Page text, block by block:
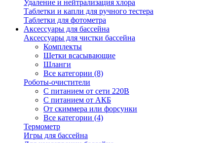
Удаление и нейтрализация хлора
Таблетки и капли для ручного тестера
Таблетки для фотометра
Аксессуары для бассейна
Аксессуары для чистки бассейна
Комплекты
Щетки всасывающие
Шланги
Все категории (8)
Роботы-очистители
С питанием от сети 220В
С питанием от АКБ
От скиммера или форсунки
Все категории (4)
Термометр
Игры для бассейна